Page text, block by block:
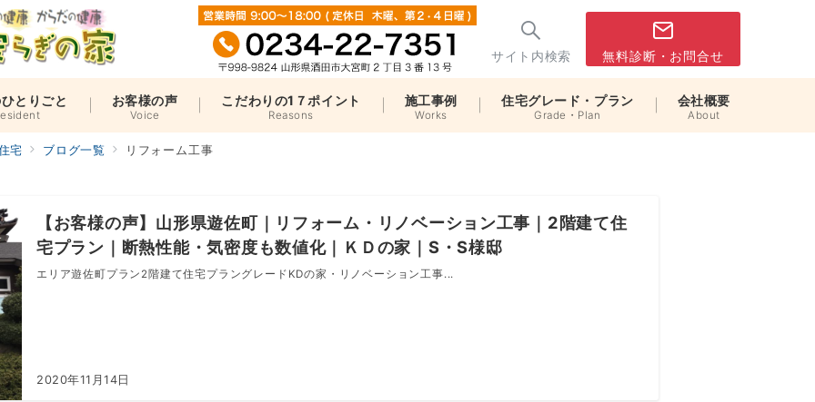
サイト内検索 無料診断・お問合せ
とりごと お客様の声
Voice
こだわりの1７ポイント
Reasons
施工事例
Works
住宅グレード・プラン
Grade・Plan
会社概要
About
宅 ブログ一覧 リフォーム工事
【お客様の声】山形県遊佐町｜リフォーム・リノベーション工事｜2階建て住
宅プラン｜断熱性能・気密度も数値化｜ＫＤの家｜S・S様邸
エリア遊佐町プラン2階建て住宅プラングレードKDの家・リノベーション工事...
2020年11月14日